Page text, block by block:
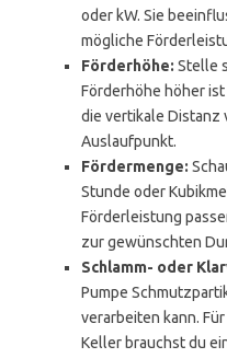
oder kW. Sie
mögliche
Förderhöhe: Stelle
Förderhöhe höher
die vertikale Distanz
Auslaufpunkt.
Fördermenge:
Stunde oder
Förderleistung
zur gewünschten
Schlamm- oder
Pumpe
verarbeiten kann.
Keller brauchst du